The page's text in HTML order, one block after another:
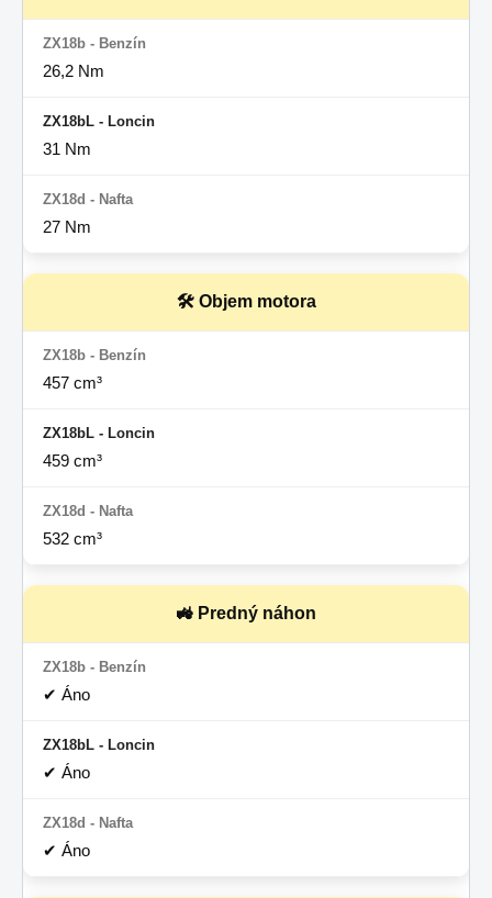
26,2 Nm
31 Nm
27 Nm
🛠 Objem motora
457 cm³
459 cm³
532 cm³
🚜 Predný náhon
✔ Áno
✔ Áno
✔ Áno